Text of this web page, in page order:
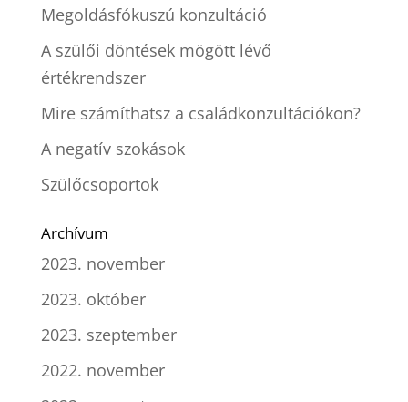
Megoldásfókuszú konzultáció
A szülői döntések mögött lévő
értékrendszer
Mire számíthatsz a családkonzultációkon?
A negatív szokások
Szülőcsoportok
Archívum
2023. november
2023. október
2023. szeptember
2022. november